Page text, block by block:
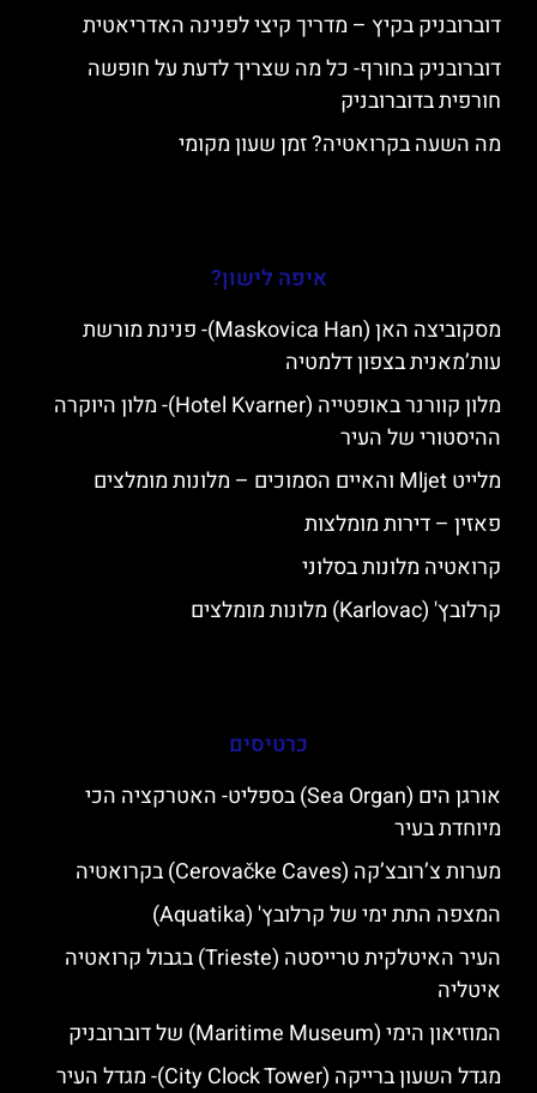
דוברובניק בקיץ – מדריך קיצי לפנינה האדריאטית
דוברובניק בחורף- כל מה שצריך לדעת על חופשה
חורפית בדוברובניק
מה השעה בקרואטיה? זמן שעון מקומי
איפה לישון?
מסקוביצה האן (Maskovica Han)- פנינת מורשת
עות’מאנית בצפון דלמטיה
מלון קוורנר באופטייה (Hotel Kvarner)- מלון היוקרה
ההיסטורי של העיר
מלייט Mljet והאיים הסמוכים – מלונות מומלצים
פאזין – דירות מומלצות
קרואטיה מלונות בסלוני
קרלובץ' (Karlovac) מלונות מומלצים
כרטיסים
אורגן הים (Sea Organ) בספליט- האטרקציה הכי
מיוחדת בעיר
מערות צ’רובצ’קה (Cerovačke Caves) בקרואטיה
המצפה התת ימי של קרלובץ' (Aquatika)
העיר האיטלקית טרייסטה (Trieste) בגבול קרואטיה
איטליה
המוזיאון הימי (Maritime Museum) של דוברובניק
מגדל השעון ברייקה (City Clock Tower)- מגדל העיר